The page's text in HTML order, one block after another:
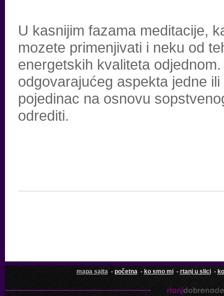
U kasnijim fazama meditacije,
mozete primenjivati i neku od
energetskih kvaliteta
odgovarajućeg aspekta jedne
pojedinac na osnovu
odrediti.
mapa sajta - početna - ko smo mi - rtanj u slici -